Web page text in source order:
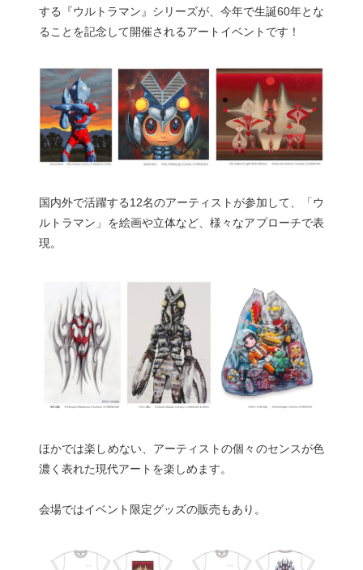
する『ウルトラマン』シリーズが、今年で生誕60年とな
ることを記念して開催されるアートイベントです！
国内外で活躍する12名のアーティストが参加して、「ウ
ルトラマン」を絵画や立体など、様々なアプローチで表
現。
ほかでは楽しめない、アーティストの個々のセンスが色
濃く表れた現代アートを楽しめます。
会場ではイベント限定グッズの販売もあり。